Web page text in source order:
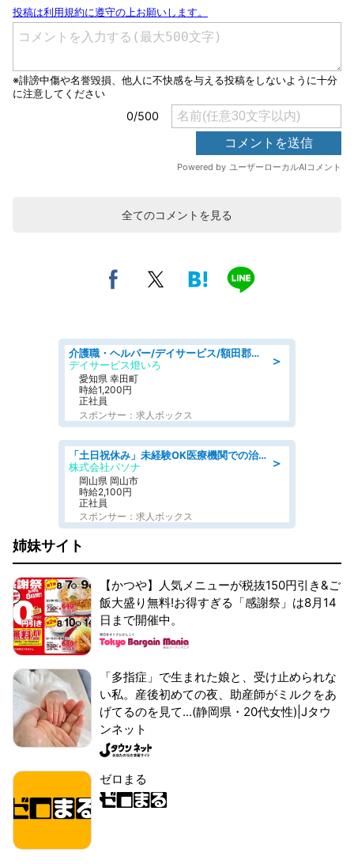
全てのコメントを見る
＞
介護職・ヘルパー/デイサービス/額田郡幸田町/JR東海道本線 幸田/愛知県
デイサービス燈いろ
愛知県 幸田町
時給1,200円
正社員
スポンサー：求人ボックス
＞
「土日祝休み」未経験OK医療機関での治験コーディネーターのお仕事
株式会社パソナ
岡山県 岡山市
時給2,100円
正社員
スポンサー：求人ボックス
姉妹サイト
【かつや】人気メニューが税抜150円引き&ご
飯大盛り無料!お得すぎる「感謝祭」は8月14
日まで開催中。
「多指症」で生まれた娘と、受け止められな
い私。産後初めての夜、助産師がミルクをあ
げてるのを見て...(静岡県・20代女性)|Jタウ
ンネット
ゼロまる